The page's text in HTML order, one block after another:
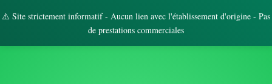
⚠️ Site strictement informatif - Aucun lien avec l'établissement d'origine - Pas
de prestations commerciales